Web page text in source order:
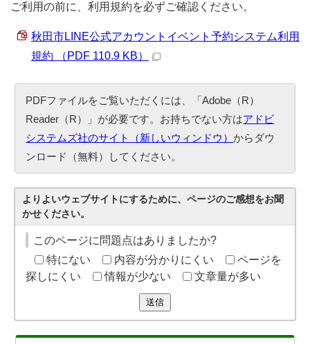
ご利用の前に、利用規約を必ずご確認ください。
秋田市LINE公式アカウントイベント予約システム利用
規約 （PDF 110.9 KB）
PDFファイルをご覧いただくには、「Adobe（R）
Reader（R）」が必要です。お持ちでない方はアドビ
システムズ社のサイト（新しいウィンドウ）からダウ
ンロード（無料）してください。
よりよいウェブサイトにするために、ページのご感想をお聞
かせください。
このページに問題点はありましたか?
特にない
内容が分かりにくい
ページを
探しにくい
情報が少ない 文章量が多い
送信